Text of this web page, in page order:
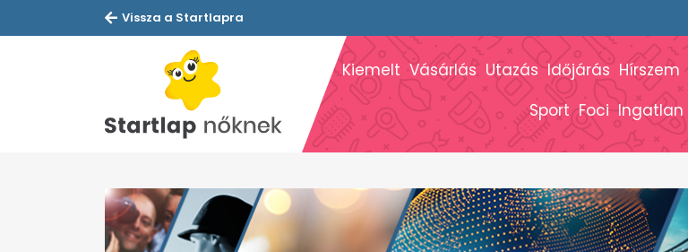
Vissza a Startlapra
Kiemelt Vásárlás Utazás Időjárás Hírszem
Sport Foci Ingatlan